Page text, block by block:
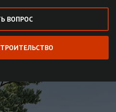
ВОПРОС